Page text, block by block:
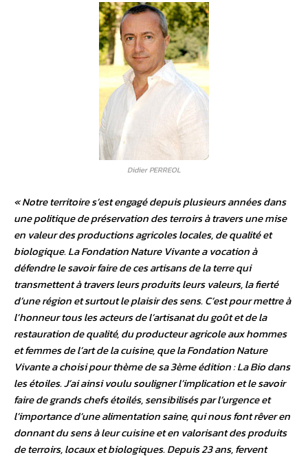
Didier PERREOL
« Notre territoire s’est engagé depuis plusieurs années dans
une politique de préservation des terroirs à travers une mise
en valeur des productions agricoles locales, de qualité et
biologique. La Fondation Nature Vivante a vocation à
défendre le savoir faire de ces artisans de la terre qui
transmettent à travers leurs produits leurs valeurs, la fierté
d’une région et surtout le plaisir des sens. C’est pour mettre à
l’honneur tous les acteurs de l’artisanat du goût et de la
restauration de qualité, du producteur agricole aux hommes
et femmes de l’art de la cuisine, que la Fondation Nature
Vivante a choisi pour thème de sa 3ème édition : La Bio dans
les étoiles. J’ai ainsi voulu souligner l’implication et le savoir
faire de grands chefs étoilés, sensibilisés par l’urgence et
l’importance d’une alimentation saine, qui nous font rêver en
donnant du sens à leur cuisine et en valorisant des produits
de terroirs, locaux et biologiques. Depuis 23 ans, fervent